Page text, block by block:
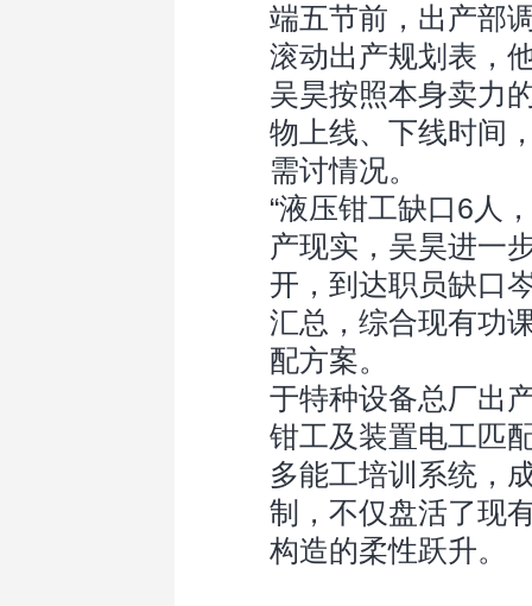
端五节前，出产部
滚动出产规划表，
吴昊按照本身卖力
物上线、下线时间
需讨情况。
“液压钳工缺口6人
产现实，吴昊进一
开，到达职员缺口
汇总，综合现有功
配方案。
于特种设备总厂出
钳工及装置电工匹
多能工培训系统，
制，不仅盘活了现
构造的柔性跃升。